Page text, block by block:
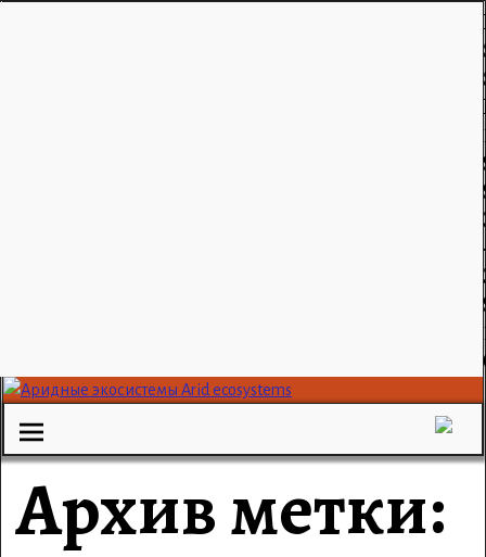
Архив метки: